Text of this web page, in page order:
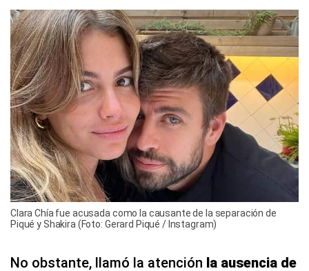
Clara Chía fue acusada como la causante de la separación de
Piqué y Shakira (Foto: Gerard Piqué / Instagram)
No obstante, llamó la atención la ausencia de